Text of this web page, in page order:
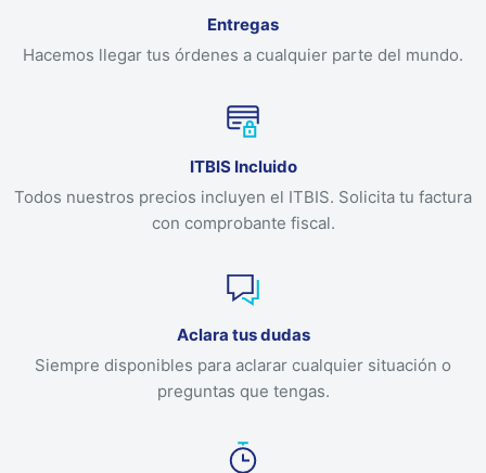
Entregas
Hacemos llegar tus órdenes a cualquier parte del mundo.
ITBIS Incluido
Todos nuestros precios incluyen el ITBIS. Solicita tu factura
con comprobante fiscal.
Aclara tus dudas
Siempre disponibles para aclarar cualquier situación o
preguntas que tengas.